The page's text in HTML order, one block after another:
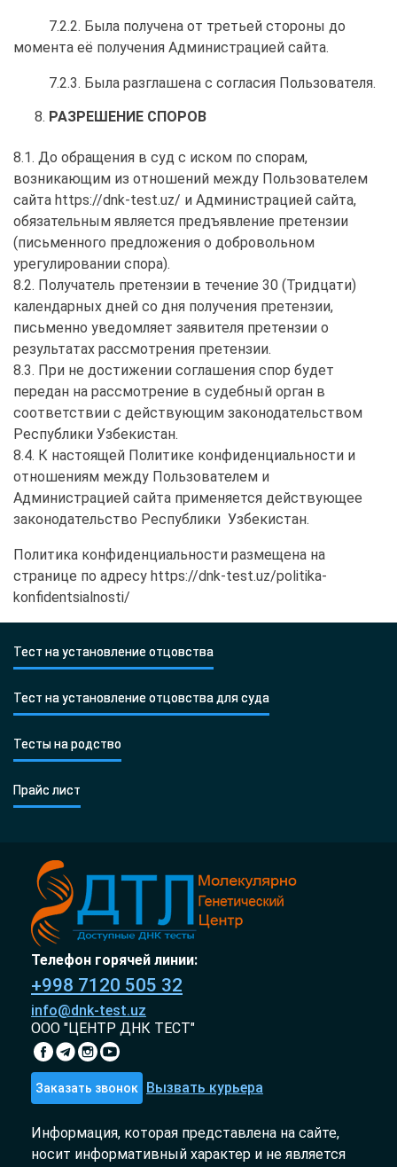
7.2.2. Была получена от третьей стороны до
момента её получения Администрацией сайта.
7.2.3. Была разглашена с согласия Пользователя.
РАЗРЕШЕНИЕ СПОРОВ
8.1. До обращения в суд с иском по спорам,
возникающим из отношений между Пользователем
сайта https://dnk-test.uz/ и Администрацией сайта,
обязательным является предъявление претензии
(письменного предложения о добровольном
урегулировании спора).
8.2. Получатель претензии в течение 30 (Тридцати)
календарных дней со дня получения претензии,
письменно уведомляет заявителя претензии о
результатах рассмотрения претензии.
8.3. При не достижении соглашения спор будет
передан на рассмотрение в судебный орган в
соответствии с действующим законодательством
Республики Узбекистан.
8.4. К настоящей Политике конфиденциальности и
отношениям между Пользователем и
Администрацией сайта применяется действующее
законодательство Республики Узбекистан.
Политика конфиденциальности размещена на
странице по адресу https://dnk-test.uz/politika-
konfidentsialnosti/
Тест на установление отцовства
Тест на установление отцовства для суда
Тесты на родство
Прайс лист
Телефон горячей линии:
+998 7120 505 32
info@dnk-test.uz
ООО "ЦЕНТР ДНК ТЕСТ"
Заказать звонок Вызвать курьера
Информация, которая представлена на сайте,
носит информативный характер и не является